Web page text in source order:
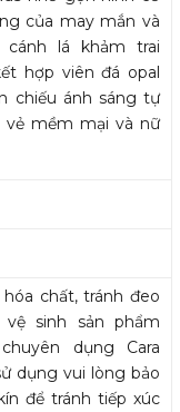
của may mắn và
cánh lá khảm trai
hợp viên đá opal
chiếu ánh sáng tự
vẻ mềm mại và nữ
chất, tránh đeo
sinh sản phẩm
dụng Cara
dụng vui lòng bảo
để tránh tiếp xúc